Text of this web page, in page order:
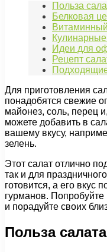
Польза
Белковая
Идеи для
Рецепт
Для приготовления
понадобятся свежие
майонез, соль, перец
можете добавить в
вашему вкусу,
зелень.
Этот салат отлично
так и для
готовится, а его вкус
гурманов. Попробуйте
и порадуйте своих
Польза